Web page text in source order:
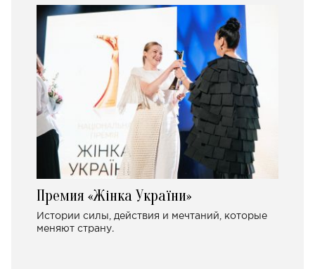
Премия «Жінка України»
Истории силы, действия и мечтаний, которые
меняют страну.